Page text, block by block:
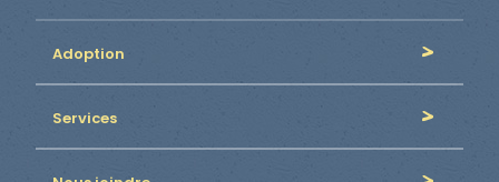
Adoption
Services